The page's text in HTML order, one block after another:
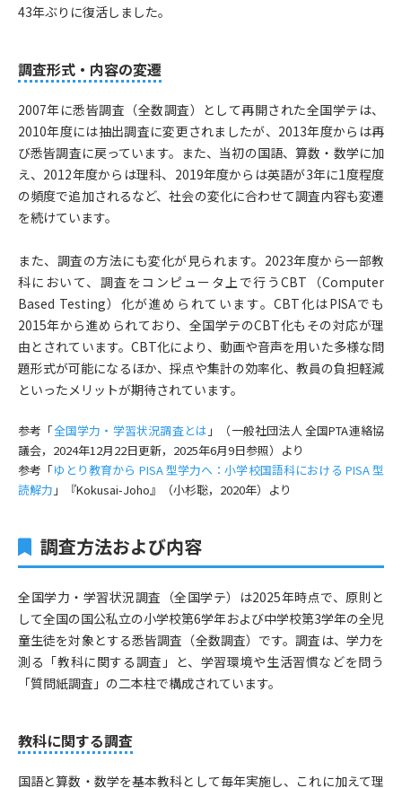
43年ぶりに復活しました。
調査形式・内容の変遷
2007年に悉皆調査（全数調査）として再開された全国学テは、
2010年度には抽出調査に変更されましたが、2013年度からは再
び悉皆調査に戻っています。また、当初の国語、算数・数学に加
え、2012年度からは理科、2019年度からは英語が3年に1度程度
の頻度で追加されるなど、社会の変化に合わせて調査内容も変遷
を続けています。
また、調査の方法にも変化が見られます。2023年度から一部教
科において、調査をコンピュータ上で行うCBT（Computer
Based Testing）化が進められています。CBT化はPISAでも
2015年から進められており、全国学テのCBT化もその対応が理
由とされています。CBT化により、動画や音声を用いた多様な問
題形式が可能になるほか、採点や集計の効率化、教員の負担軽減
といったメリットが期待されています。
参考「全国学力・学習状況調査とは 」（一般社団法人 全国PTA連絡協
議会，2024年12月22日更新，2025年6月9日参照）より
参考「ゆとり教育から PISA 型学力へ：小学校国語科における PISA 型
読解力 」『Kokusai-Joho』（小杉聡，2020年）より
調査方法および内容
全国学力・学習状況調査（全国学テ）は2025年時点で、原則と
して全国の国公私立の小学校第6学年および中学校第3学年の全児
童生徒を対象とする悉皆調査（全数調査）です。調査は、学力を
測る「教科に関する調査」と、学習環境や生活習慣などを問う
「質問紙調査」の二本柱で構成されています。
教科に関する調査
国語と算数・数学を基本教科として毎年実施し、これに加えて理